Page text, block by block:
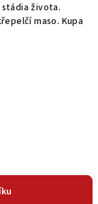
života.
maso. Kupa